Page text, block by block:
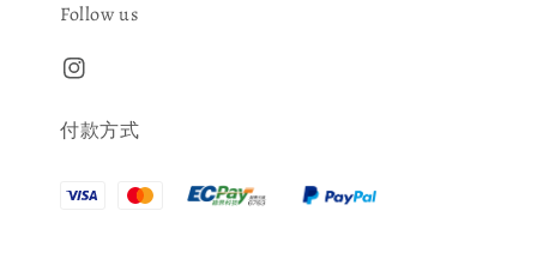
Follow us
付款方式